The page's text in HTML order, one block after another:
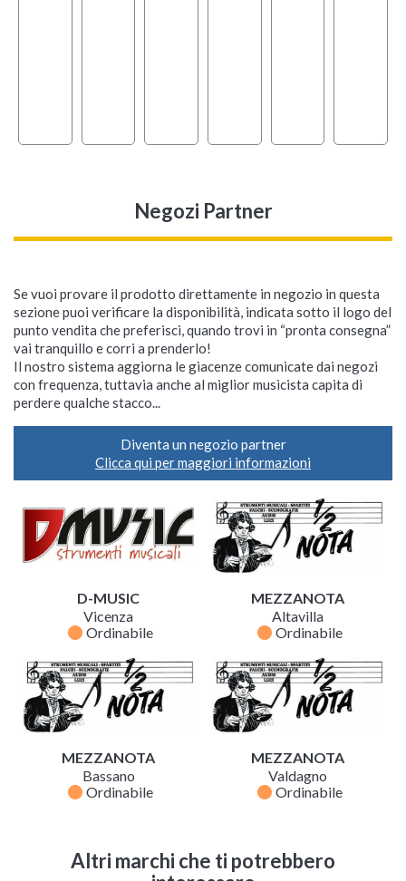
Negozi Partner
Se vuoi provare il prodotto direttamente in negozio in questa
sezione puoi verificare la disponibilità, indicata sotto il logo del
punto vendita che preferisci, quando trovi in “pronta consegna”
vai tranquillo e corri a prenderlo!
Il nostro sistema aggiorna le giacenze comunicate dai negozi
con frequenza, tuttavia anche al miglior musicista capita di
perdere qualche stacco...
Diventa un negozio partner
Clicca qui per maggiori informazioni
D-MUSIC
Vicenza
fiber_manual_record Ordinabile
MEZZANOTA
Altavilla
fiber_manual_record Ordinabile
MEZZANOTA
Bassano
fiber_manual_record Ordinabile
MEZZANOTA
Valdagno
fiber_manual_record Ordinabile
Altri marchi che ti potrebbero